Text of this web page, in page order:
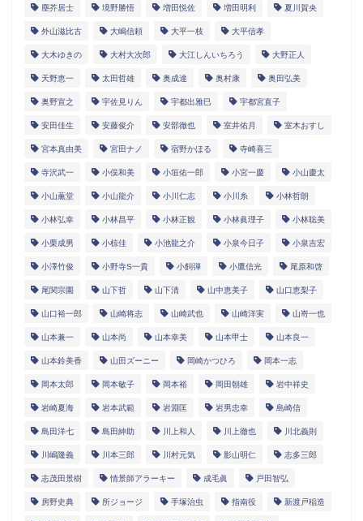
塵芥居士 境野勝悟 増田悦佐 増田明利 夏川賀央
外山滋比古 大嶋信頼 大平一枝 大平信孝
大木ゆきの 大村大次郎 大江しんいちろう 大野正人
天野恵一 太田哲雄 奥成達 奥村康 奥田弘美
奥野宣之 宇佐見りん 宇都出雅巳 宇都宮直子
安田佳生 安藤俊介 安部徹也 室井佑月 室木おすし
宮本真由美 宮田ナノ 宿野かほる 寺崎喜三
寺沢武一 小俣和美 小垣佑一郎 小宮一慶 小山慶太
小山薫堂 小山龍介 小川仁志 小川糸 小林哲朗
小林弘幸 小林昌平 小林正観 小林眞理子 小林聡美
小栗成男 小椋佳 小池龍之介 小泉今日子 小泉吉宏
小澤竹俊 小野寺S一貴 小飼弾 小鷹信光 尾原和啓
尾関宗園 山下哲 山下清 山中恵美子 山口恵梨子
山口裕一郎 山崎将志 山崎武也 山崎洋実 山嵜一也
山本兼一 山本尚 山本幸美 山本甲士 山本良一
山本鈴美香 山田ズーニー 岡崎かつひろ 岡本一志
岡本太郎 岡本敏子 岡本裕 岡田朝雄 岩中祥史
岩崎夏海 岩本武範 岩淵匡 岩男忠幸 島崎信
島田洋七 島田紳助 川上和人 川上徹也 川北義則
川嶋隆義 川本三郎 川村元気 影山明仁 志多三郎
志茂田景樹 情景師アラーキー 成毛眞 戸田智弘
房野史典 所ジョージ 手塚治虫 指南役 新渡戸稲造